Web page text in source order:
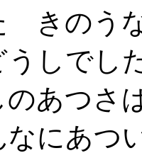
きのう
うしで
あつさ
なにあ